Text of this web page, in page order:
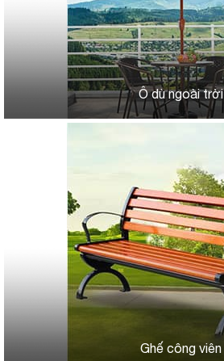
Ô dù ngoài trời
Ghế công viên